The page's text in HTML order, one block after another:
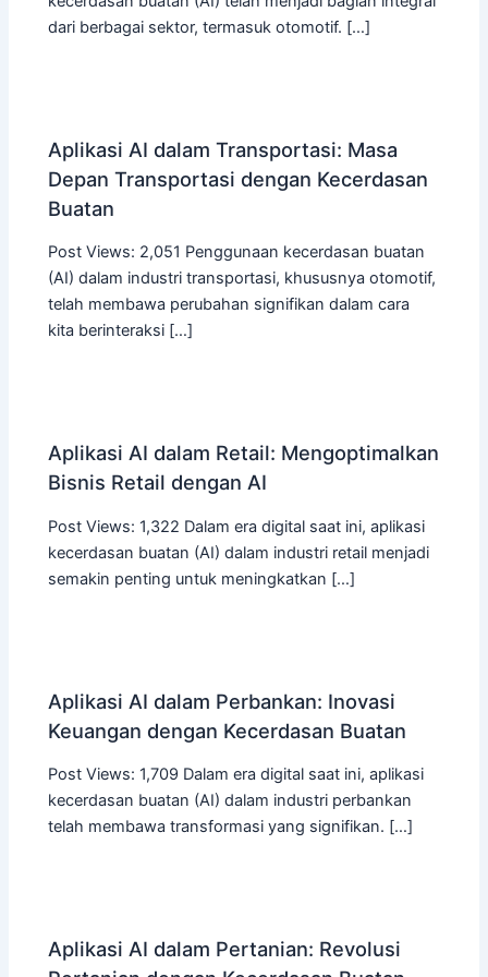
dari berbagai sektor, termasuk otomotif. […]
Aplikasi AI dalam Transportasi: Masa
Depan Transportasi dengan Kecerdasan
Buatan
Post Views: 2,051 Penggunaan kecerdasan buatan
(AI) dalam industri transportasi, khususnya otomotif,
telah membawa perubahan signifikan dalam cara
kita berinteraksi […]
Aplikasi AI dalam Retail: Mengoptimalkan
Bisnis Retail dengan AI
Post Views: 1,322 Dalam era digital saat ini, aplikasi
kecerdasan buatan (AI) dalam industri retail menjadi
semakin penting untuk meningkatkan […]
Aplikasi AI dalam Perbankan: Inovasi
Keuangan dengan Kecerdasan Buatan
Post Views: 1,709 Dalam era digital saat ini, aplikasi
kecerdasan buatan (AI) dalam industri perbankan
telah membawa transformasi yang signifikan. […]
Aplikasi AI dalam Pertanian: Revolusi